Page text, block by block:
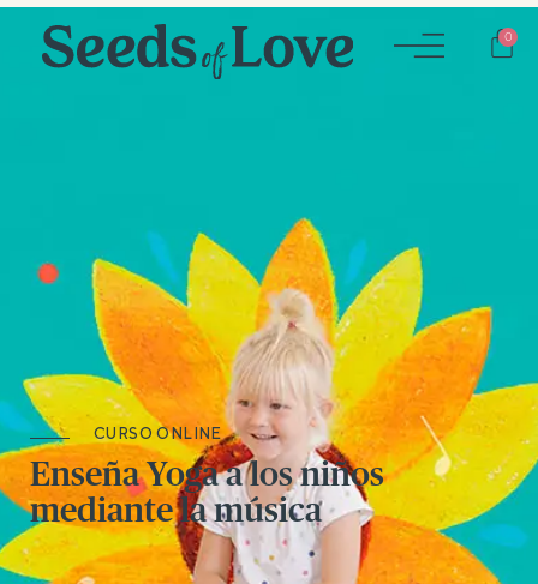
0
CURSO ONLINE
Enseña Yoga a los niños
mediante la música